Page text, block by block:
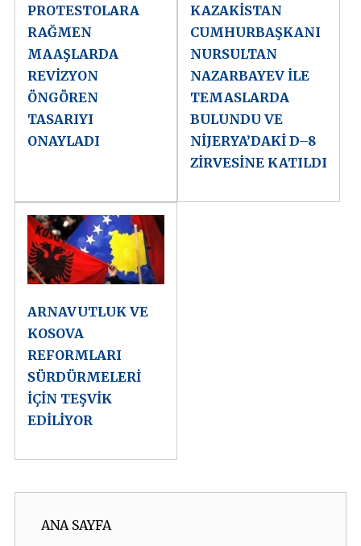
PROTESTOLARA
RAĞMEN
MAAŞLARDA
REVİZYON
ÖNGÖREN
TASARIYI
ONAYLADI
KAZAKİSTAN
CUMHURBAŞKANI
NURSULTAN
NAZARBAYEV İLE
TEMASLARDA
BULUNDU VE
NİJERYA’DAKİ D–8
ZİRVESİNE KATILDI
ARNAVUTLUK VE
KOSOVA
REFORMLARI
SÜRDÜRMELERİ
İÇİN TEŞVİK
EDİLİYOR
ANA SAYFA